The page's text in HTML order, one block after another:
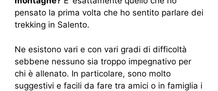
pensato la prima volta che ho sentito parlare dei
trekking in Salento.
Ne esistono vari e con vari gradi di difficoltà
sebbene nessuno sia troppo impegnativo per
chi è allenato. In particolare, sono molto
suggestivi e facili da fare tra amici o in famiglia i